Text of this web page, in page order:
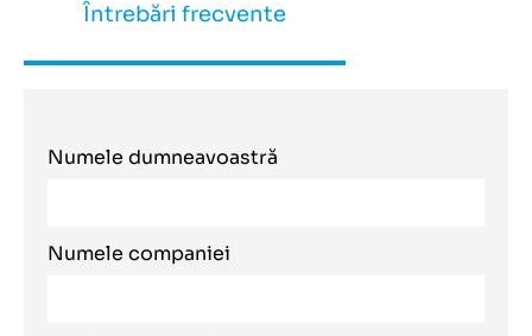
Întrebări frecvente
Numele dumneavoastră
Numele companiei